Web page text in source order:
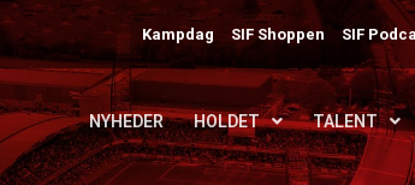
Kampdag SIF Shoppen SIF
NYHEDER HOLDET TALENT